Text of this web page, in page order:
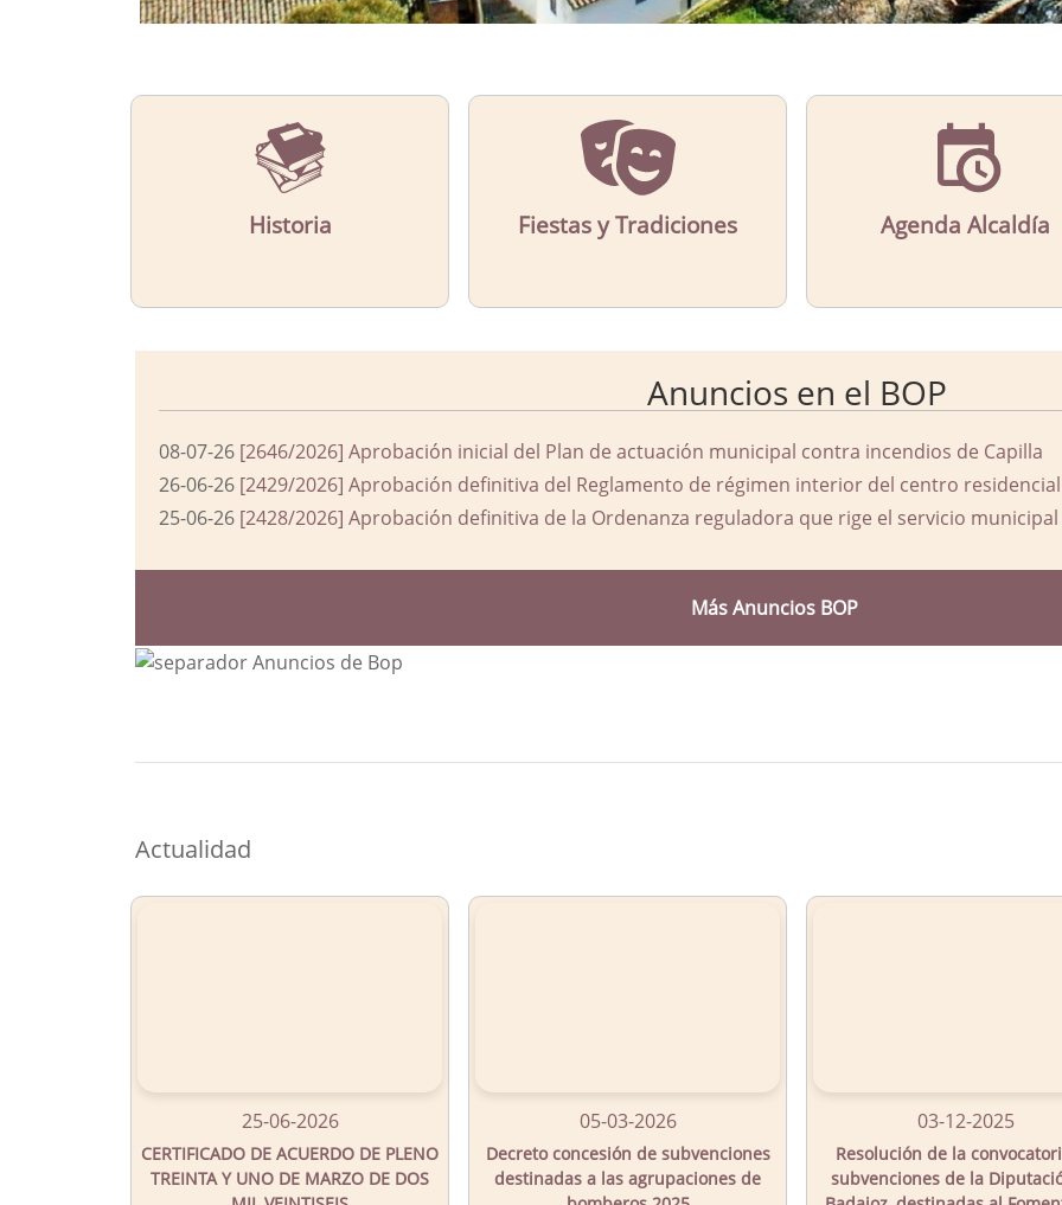
Historia Fiestas y Tradiciones Agenda Alcaldía
Anuncios en el BOP
08-07-26 [2646/2026] Aprobación inicial del Plan de actuación municipal contra incendios de Capilla
26-06-26 [2429/2026] Aprobación definitiva del Reglamento de régimen interior del centro
25-06-26 [2428/2026] Aprobación definitiva de la Ordenanza reguladora que rige el servicio
Más Anuncios BOP
Actualidad
25-06-2026
CERTIFICADO DE ACUERDO DE PLENO
TREINTA Y UNO DE MARZO DE DOS
05-03-2026
Decreto concesión de subvenciones
destinadas a las agrupaciones de
03-12-2025
Resolución de la
subvenciones de la